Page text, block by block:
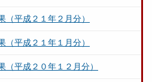
（平成２１年２月分）
（平成２１年１月分）
（平成２０年１２月分）